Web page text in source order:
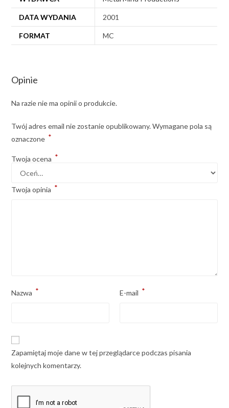
DATA WYDANIA 2001
FORMAT MC
Opinie
Na razie nie ma opinii o produkcie.
Twój adres email nie zostanie opublikowany. Wymagane pola są
oznaczone *
Twoja ocena *
Twoja opinia *
Nazwa * E-mail *
Zapamiętaj moje dane w tej przeglądarce podczas pisania
kolejnych komentarzy.